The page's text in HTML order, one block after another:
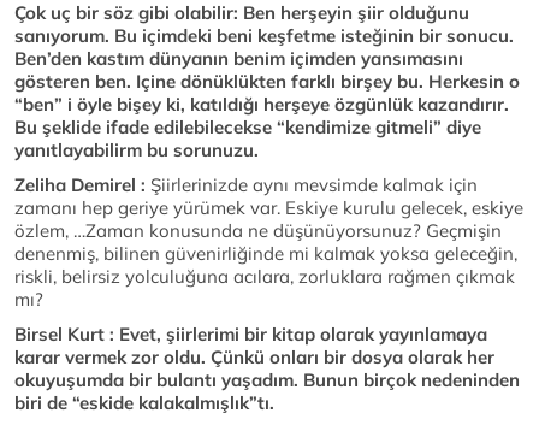
Çok uç bir söz gibi olabilir: Ben herşeyin şiir olduğunu
sanıyorum. Bu içimdeki beni keşfetme isteğinin bir sonucu.
Ben’den kastım dünyanın benim içimden yansımasını
gösteren ben. Içine dönüklükten farklı birşey bu. Herkesin o
“ben” i öyle bişey ki, katıldığı herşeye özgünlük kazandırır.
Bu şeklide ifade edilebilecekse “kendimize gitmeli” diye
yanıtlayabilirm bu sorunuzu.
Zeliha Demirel : Şiirlerinizde aynı mevsimde kalmak için
zamanı hep geriye yürümek var. Eskiye kurulu gelecek, eskiye
özlem, …Zaman konusunda ne düşünüyorsunuz? Geçmişin
denenmiş, bilinen güvenirliğinde mi kalmak yoksa geleceğin,
riskli, belirsiz yolculuğuna acılara, zorluklara rağmen çıkmak
mı?
Birsel Kurt : Evet, şiirlerimi bir kitap olarak yayınlamaya
karar vermek zor oldu. Çünkü onları bir dosya olarak her
okuyuşumda bir bulantı yaşadım. Bunun birçok nedeninden
biri de “eskide kalakalmışlık”tı.